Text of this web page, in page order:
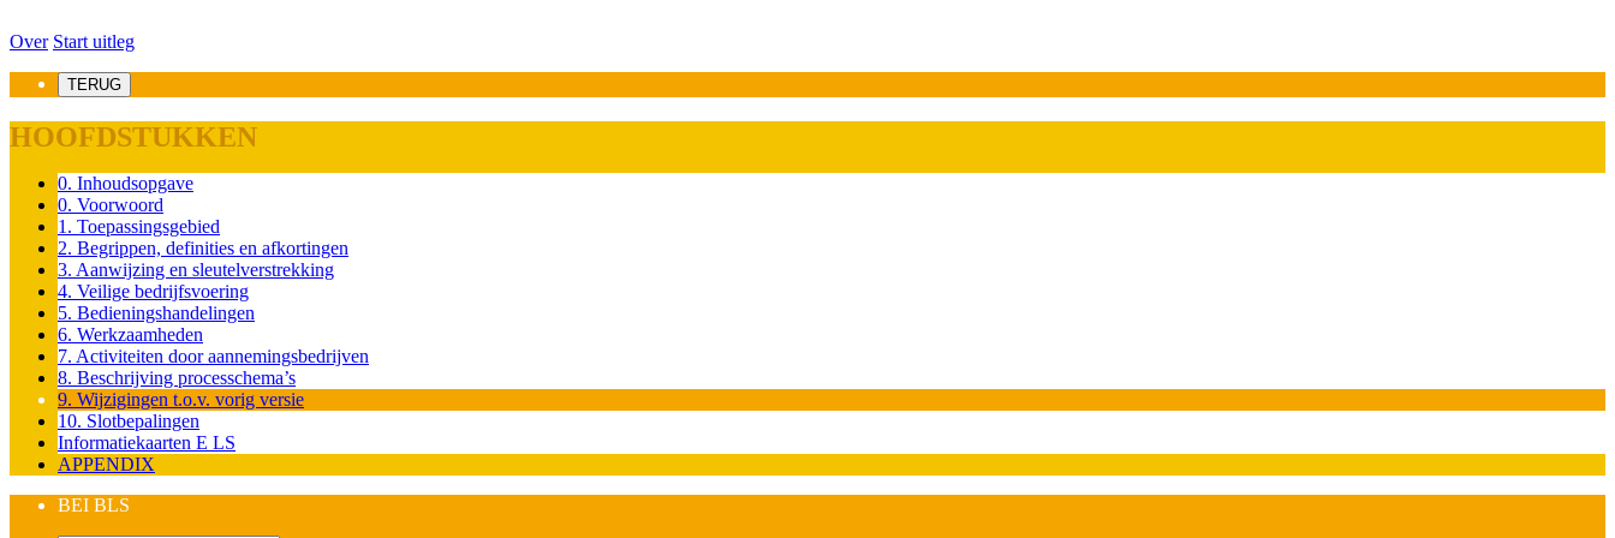
Over Start uitleg
TERUG
HOOFDSTUKKEN
0. Inhoudsopgave
0. Voorwoord
1. Toepassingsgebied
2. Begrippen, definities en afkortingen
3. Aanwijzing en sleutelverstrekking
4. Veilige bedrijfsvoering
5. Bedieningshandelingen
6. Werkzaamheden
7. Activiteiten door aannemingsbedrijven
8. Beschrijving processchema’s
9. Wijzigingen t.o.v. vorig versie
10. Slotbepalingen
Informatiekaarten E LS
APPENDIX
BEI BLS